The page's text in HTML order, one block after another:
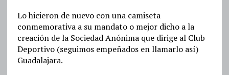
Lo hicieron de nuevo con una camiseta
conmemorativa a su mandato o mejor dicho a la
creación de la Sociedad Anónima que dirige al Club
Deportivo (seguimos empeñados en llamarlo así)
Guadalajara.